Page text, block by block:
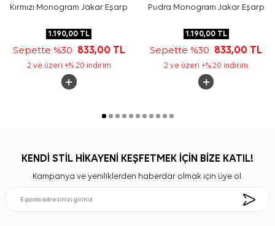
Kırmızı Monogram Jakar Eşarp
1.190,00 TL
Sepette %30 833,00 TL
2 ve üzeri +% 20 indirim
Pudra Monogram Jakar Eşarp
1.190,00TL
Sepette %30 833,00 TL
2 ve üzeri +% 20 indirim
KENDİ STİL HİKAYENİ KEŞFETMEK İÇİN BİZE KATIL!
Kampanya ve yeniliklerden haberdar olmak için üye ol.